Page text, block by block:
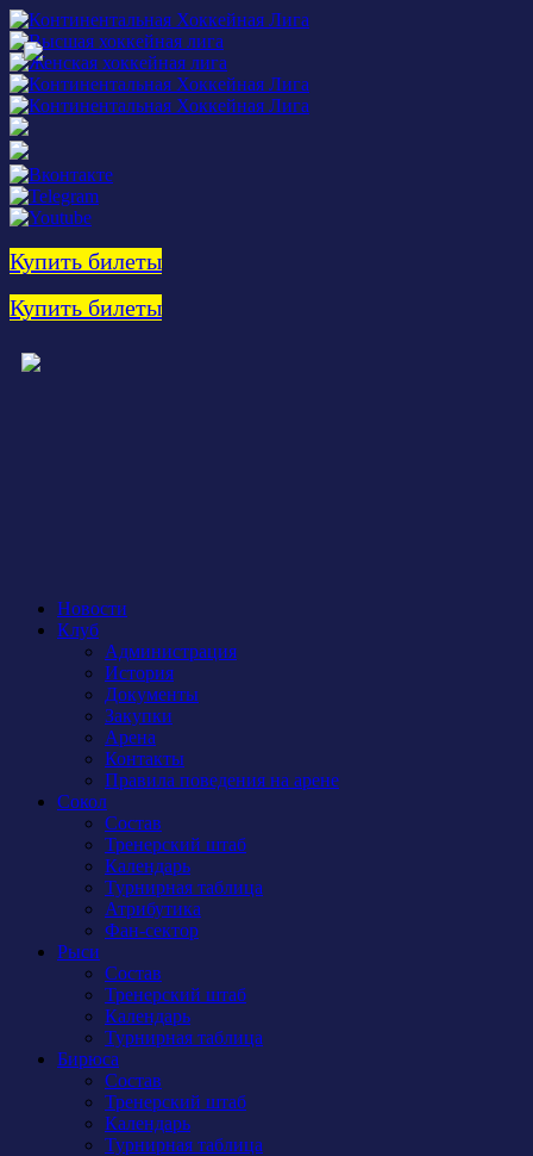
Купить билеты
Купить билеты
Новости
Клуб
Администрация
История
Документы
Закупки
Арена
Контакты
Правила поведения на арене
Сокол
Состав
Тренерский штаб
Календарь
Турнирная таблица
Атрибутика
Фан-сектор
Рыси
Состав
Тренерский штаб
Календарь
Турнирная таблица
Бирюса
Состав
Тренерский штаб
Календарь
Турнирная таблица